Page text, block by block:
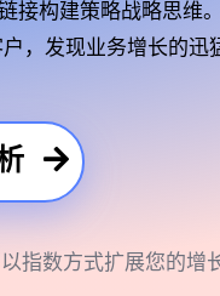
接构建策略战略思维
，发现业务增长的迅
指数方式扩展您的增